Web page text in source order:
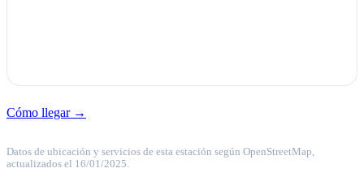
Cómo llegar →
Datos de ubicación y servicios de esta estación según OpenStreetMap,
actualizados el 16/01/2025.